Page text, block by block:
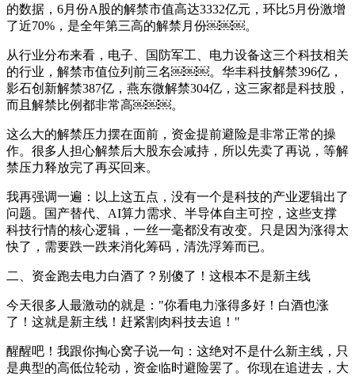
的数据，6月份A股的解禁市值高达3332亿元，环比5月份激增
了近70%，是全年第三高的解禁月份￼￼￼。
从行业分布来看，电子、国防军工、电力设备这三个科技相关
的行业，解禁市值位列前三名￼￼￼。华丰科技解禁396亿，
影石创新解禁387亿，燕东微解禁304亿，这三家都是科技股，
而且解禁比例都非常高￼￼￼。
这么大的解禁压力摆在面前，资金提前避险是非常正常的操
作。很多人担心解禁后大股东会减持，所以先卖了再说，等解
禁压力释放完了再买回来。
我再强调一遍：以上这五点，没有一个是科技的产业逻辑出了
问题。国产替代、AI算力需求、半导体自主可控，这些支撑
科技行情的核心逻辑，一丝一毫都没有改变。只是因为涨得太
快了，需要跌一跌来消化筹码，清洗浮筹而已。
二、资金跑去电力白酒了？别傻了！这根本不是新主线
今天很多人最激动的就是："你看电力涨得多好！白酒也涨
了！这就是新主线！赶紧割肉科技去追！"
醒醒吧！我跟你掏心窝子说一句：这绝对不是什么新主线，只
是典型的高低位轮动，资金临时避险罢了。你现在追进去，大